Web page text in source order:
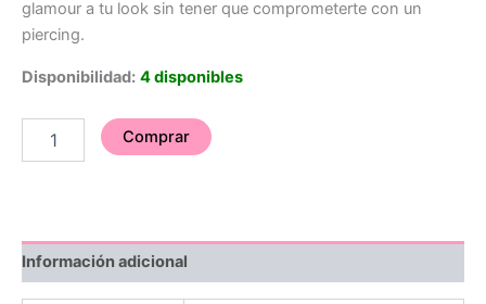
glamour a tu look sin tener que comprometerte con un
piercing.
Disponibilidad: 4 disponibles
Comprar
Información adicional